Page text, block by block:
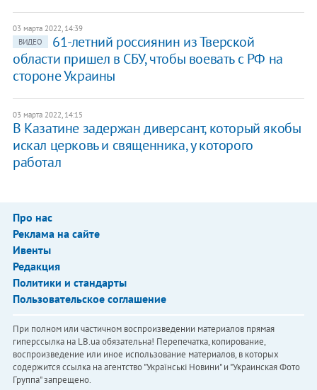
03 марта 2022, 14:39
ВИДЕО
61-летний россиянин из Тверской
области пришел в СБУ, чтобы воевать с РФ на
стороне Украины
03 марта 2022, 14:15
В Казатине задержан диверсант, который якобы
искал церковь и священника, у которого
работал
Про нас
Реклама на сайте
Ивенты
Редакция
Политики и стандарты
Пользовательское соглашение
При полном или частичном воспроизведении материалов прямая
гиперссылка на LB.ua обязательна! Перепечатка, копирование,
воспроизведение или иное использование материалов, в которых
содержится ссылка на агентство "Українськi Новини" и "Украинская Фото
Группа" запрещено.